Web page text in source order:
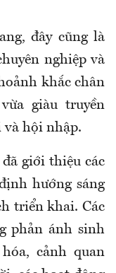
đây cũng là
nghiệp và
khắc chân
giàu truyền
và hội nhập.
giới thiệu các
hướng sáng
triển khai. Các
phản ánh sinh
cảnh quan